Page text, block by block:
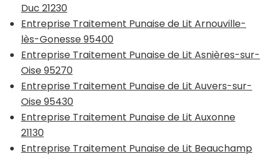
Duc 21230
Entreprise Traitement Punaise de Lit Arnouville-
lès-Gonesse 95400
Entreprise Traitement Punaise de Lit Asnières-sur-
Oise 95270
Entreprise Traitement Punaise de Lit Auvers-sur-
Oise 95430
Entreprise Traitement Punaise de Lit Auxonne
21130
Entreprise Traitement Punaise de Lit Beauchamp